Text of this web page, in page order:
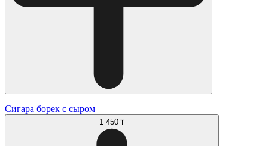
Сигара борек с сыром
1 450 ₸